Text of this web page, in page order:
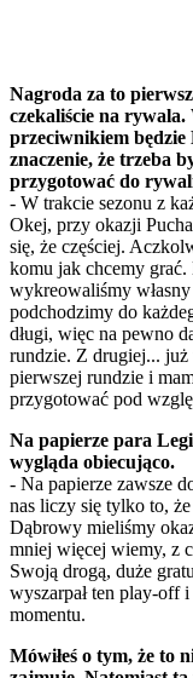
Nagroda za to
czekaliście na rywala.
przeciwnikiem
znaczenie, że trzeba
przygotować do
- W trakcie sezonu z
Okej, przy okazji
się, że częściej.
komu jak chcemy grać.
wykreowaliśmy
podchodzimy do
długi, więc na pewno
rundzie. Z drugiej...
pierwszej rundzie i
przygotować pod
Na papierze para
wygląda obiecująco.
- Na papierze zawsze
nas liczy się tylko to,
Dąbrowy mieliśmy
mniej więcej wiemy, z
Swoją drogą, duże
wyszarpał ten play-off
momentu.
Mówiłeś o tym, że to